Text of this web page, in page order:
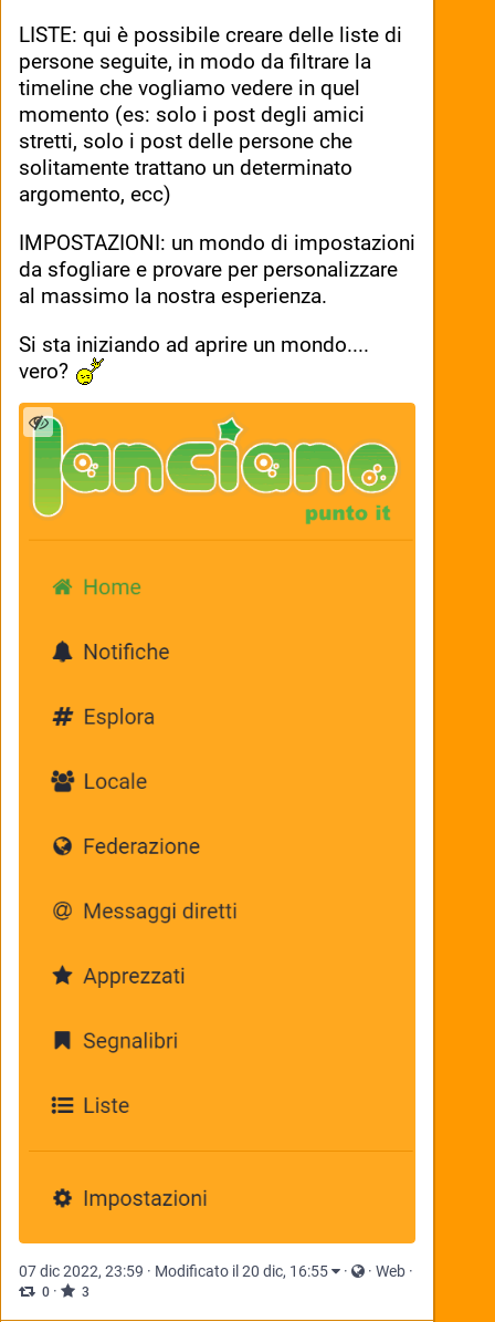
LISTE: qui è possibile creare delle liste di
persone seguite, in modo da filtrare la
timeline che vogliamo vedere in quel
momento (es: solo i post degli amici
stretti, solo i post delle persone che
solitamente trattano un determinato
argomento, ecc)
IMPOSTAZIONI: un mondo di impostazioni
da sfogliare e provare per personalizzare
al massimo la nostra esperienza.
Si sta iniziando ad aprire un mondo....
vero?
07 dic 2022, 23:59 · Modificato il 20 dic, 16:55 · · Web ·
0 · 3